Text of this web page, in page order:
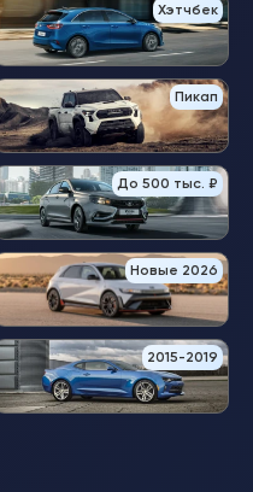
Хэтчбек
Пикап
До 500 тыс. ₽
Новые 2026
2015-2019